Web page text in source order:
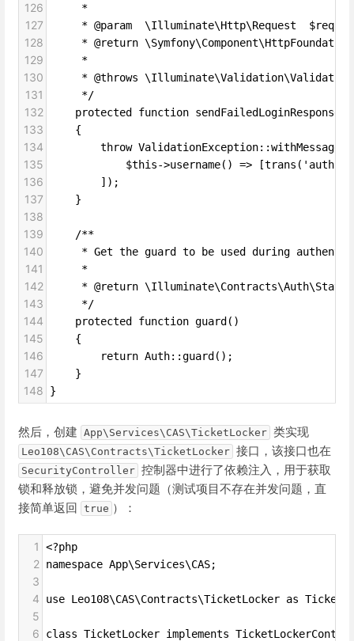
126
     *
127
* @param  \Illuminate\Http\Request
128
* @return
129
     *
130
* @throws
131
     */
132
protected function
133
    {
134
throw
135
$this->username() =>
136
        ]);
137
    }
138
139
    /**
140
* Get the guard to be used during
141
     *
142
* @return
143
     */
144
    protected function guard()
145
    {
146
        return Auth::guard();
147
    }
148 }
然后，创建 App\Services\CAS\TicketLocker 类实现
Leo108\CAS\Contracts\TicketLocker 接口，该接口也在
SecurityController 控制器中进行了依赖注入，用于获取
锁和释放锁，避免并发问题（测试项目不存在并发问题，直
接简单返回 true ）：
1 <?php
2 namespace App\Services\CAS;
3
4
use Leo108\CAS\Contracts\TicketLocker as
5
6
class TicketLocker implements